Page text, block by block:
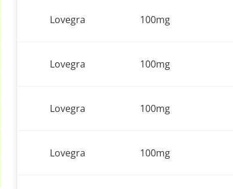
Lovegra 100mg
Lovegra 100mg
Lovegra 100mg
Lovegra 100mg